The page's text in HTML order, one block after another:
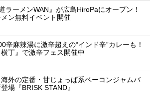
ラーメンWAN』が広島HiroPaにオープン！
ン無料イベント開催
辛麻辣湯に激辛超えの“インド辛”カレーも！
横丁』で激辛フェス開催中
外の定番・甘じょっぱ系ベーコンジャムバ
場『BRISK STAND』